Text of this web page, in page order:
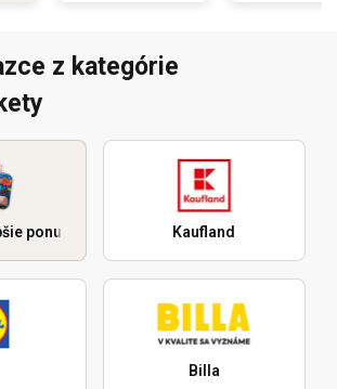
z kategórie
ponuky Kaufland
Billa